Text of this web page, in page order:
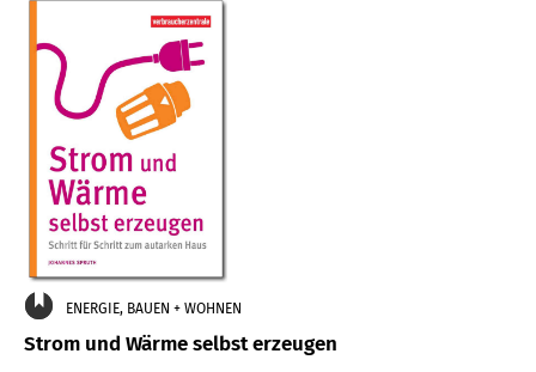
ENERGIE, BAUEN + WOHNEN
Strom und Wärme selbst erzeugen